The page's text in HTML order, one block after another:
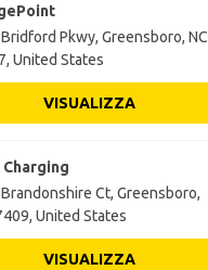
Pkwy, Greensboro, NC
United States
VISUALIZZA
Ct, Greensboro,
United States
VISUALIZZA